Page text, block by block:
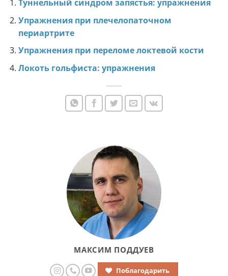
Туннельный синдром запястья: упражнения
Упражнения при плечелопаточном
периартрите
Упражнения при переломе локтевой кости
Локоть гольфиста: упражнения
МАКСИМ ПОДДУЕВ
Поблагодарить